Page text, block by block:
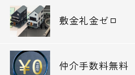
敷金礼金ゼロ
仲介手数料無料
お問い合わせ